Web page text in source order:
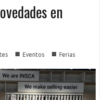
en
■ Eventos ■ Ferias